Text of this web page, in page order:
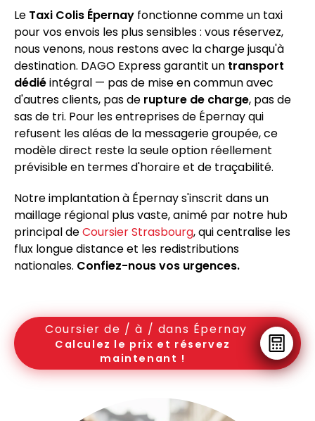
Le Taxi Colis Épernay fonctionne comme un taxi
pour vos envois les plus sensibles : vous réservez,
nous venons, nous restons avec la charge jusqu'à
destination. DAGO Express garantit un transport
dédiéintégral — pas de mise en commun avec
d'autres clients, pas de rupture de charge, pas de
sas de tri. Pour les entreprises de Épernay qui
refusent les aléas de la messagerie groupée, ce
modèle direct reste la seule option réellement
prévisible en termes d'horaire et de traçabilité.
Notre implantation à Épernay s'inscrit dans un
maillage régional plus vaste, animé par notre hub
principal deCoursier Strasbourg, qui centralise les
flux longue distance et les redistributions
nationales. Confiez-nous vos urgences.
Coursier de / à / dans Épernay
Calculez le prix et réservez
maintenant !